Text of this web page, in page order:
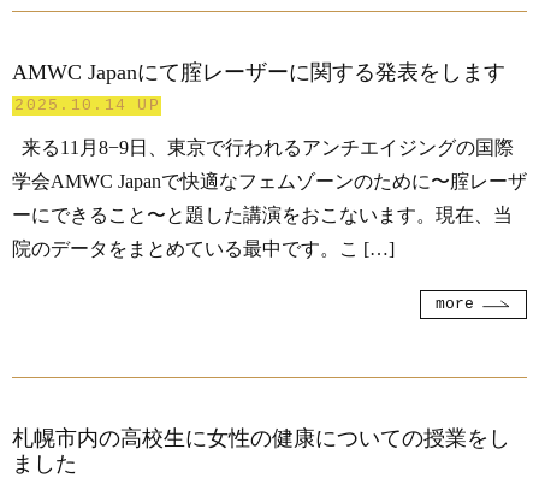
AMWC Japanにて腟レーザーに関する発表をします
2025.10.14 UP
来る11月8−9日、東京で行われるアンチエイジングの国際
学会AMWC Japanで快適なフェムゾーンのために〜腟レーザ
ーにできること〜と題した講演をおこないます。現在、当
院のデータをまとめている最中です。こ […]
more
札幌市内の高校生に女性の健康についての授業をし
ました